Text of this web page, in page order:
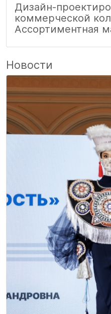
Новости
Дизайн-
коммерческой
Ассортиментная